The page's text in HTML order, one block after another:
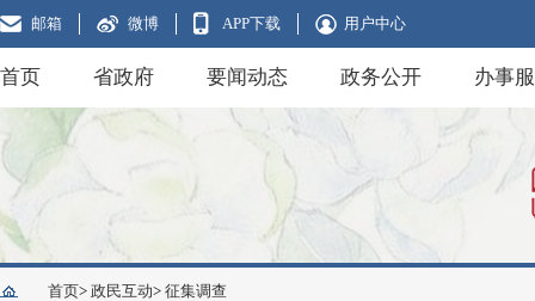
邮箱 微博 APP下载 用户中心
首页 省政府 要闻动态 政务公开 办事
首页> 政民互动> 征集调查